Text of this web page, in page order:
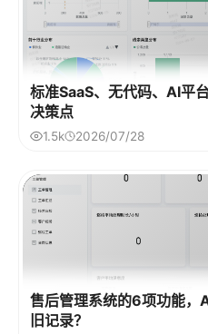
标准SaaS、无代码、AI平
决策点
1.5k 2026/07/28
售后管理系统的6项功能，
旧记录？